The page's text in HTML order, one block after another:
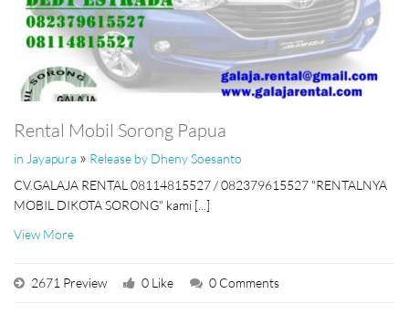
Rental Mobil Sorong Papua
in Jayapura » Release by Dheny Soesanto
CV.GALAJA RENTAL 08114815527 / 082379615527 "RENTALNYA
MOBIL DIKOTA SORONG" kami [...]
View More
2671 Preview 0 Like 0 Comments